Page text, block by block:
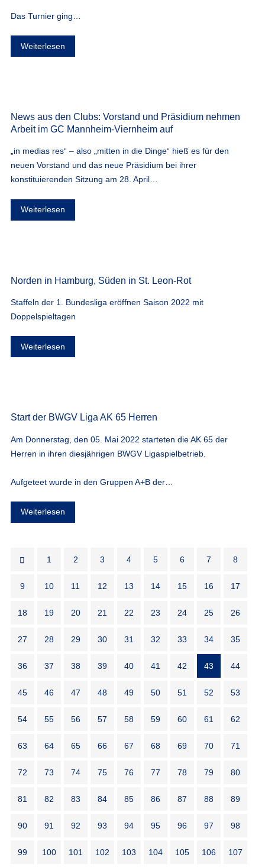
Das Turnier ging…
Weiterlesen
News aus den Clubs: Vorstand und Präsidium nehmen
Arbeit im GC Mannheim-Viernheim auf
„in medias res“ – also „mitten in die Dinge“ hieß es für den
neuen Vorstand und das neue Präsidium bei ihrer
konstituierenden Sitzung am 28. April…
Weiterlesen
Norden in Hamburg, Süden in St. Leon-Rot
Staffeln der 1. Bundesliga eröffnen Saison 2022 mit
Doppelspieltagen
Weiterlesen
Start der BWGV Liga AK 65 Herren
Am Donnerstag, den 05. Mai 2022 starteten die AK 65 der
Herren in ihren diesjährigen BWGV Ligaspielbetrieb.
Aufgeteet wurde in den Gruppen A+B der…
Weiterlesen
1 2 3 4 5 6 7 8
9 10 11 12 13 14 15 16 17
18 19 20 21 22 23 24 25 26
27 28 29 30 31 32 33 34 35
36 37 38 39 40 41 42 43 44
45 46 47 48 49 50 51 52 53
54 55 56 57 58 59 60 61 62
63 64 65 66 67 68 69 70 71
72 73 74 75 76 77 78 79 80
81 82 83 84 85 86 87 88 89
90 91 92 93 94 95 96 97 98
99 100 101 102 103 104 105 106 107